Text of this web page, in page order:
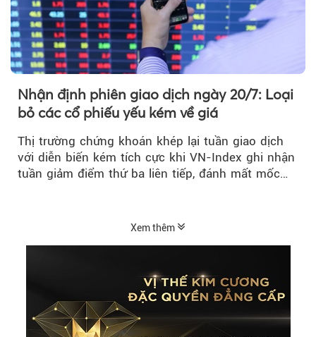
Nhận định phiên giao dịch ngày 20/7: Loại
bỏ các cổ phiếu yếu kém về giá
Thị trường chứng khoán khép lại tuần giao dịch
với diễn biến kém tích cực khi VN-Index ghi nhận
tuần giảm điểm thứ ba liên tiếp, đánh mất mốc
Xem thêm